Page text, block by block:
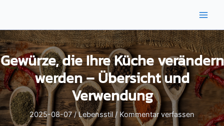
springen
Gewürze, die Ihre Küche verändern
werden – Übersicht und
Verwendung
2025-08-07/Lebensstil /Kommentar verfassen